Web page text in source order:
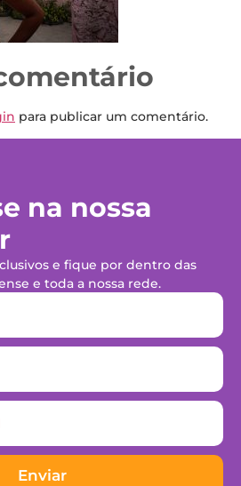
para publicar um comentário.
na nossa
e fique por dentro das
e toda a nossa rede.
Enviar